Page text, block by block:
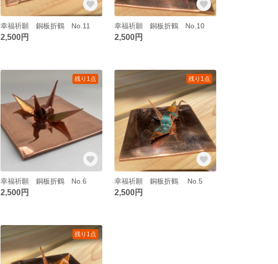
幸福祈願 銅板折鶴 No.11
2,500円
幸福祈願 銅板折鶴 No.10
2,500円
残り1点
幸福祈願 銅板折鶴 No.6
2,500円
残り1点
幸福祈願 銅板折鶴 No.5
2,500円
残り1点